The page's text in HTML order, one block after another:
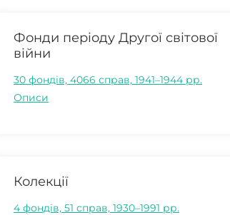
Фонди періоду Другої світової
війни
30 фондів, 4066 справ, 1941–1944 рр.
Описи
Колекції
4 фондів, 51 справ, 1930–1991 рр.